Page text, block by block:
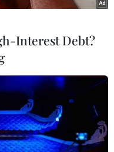
Interest Debt?